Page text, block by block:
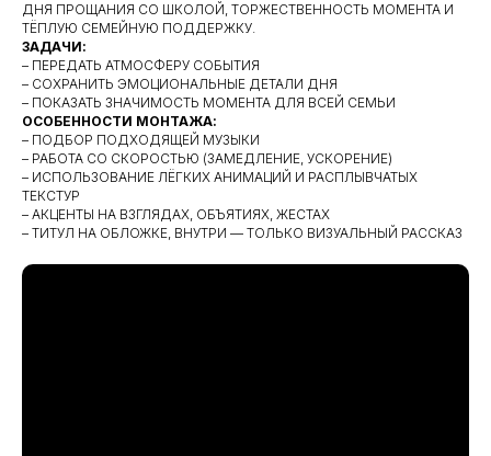
ДНЯ ПРОЩАНИЯ СО ШКОЛОЙ, ТОРЖЕСТВЕННОСТЬ МОМЕНТА И
ТЁПЛУЮ СЕМЕЙНУЮ ПОДДЕРЖКУ.
ЗАДАЧИ:
– ПЕРЕДАТЬ АТМОСФЕРУ СОБЫТИЯ
– СОХРАНИТЬ ЭМОЦИОНАЛЬНЫЕ ДЕТАЛИ ДНЯ
– ПОКАЗАТЬ ЗНАЧИМОСТЬ МОМЕНТА ДЛЯ ВСЕЙ СЕМЬИ
ОСОБЕННОСТИ МОНТАЖА:
– ПОДБОР ПОДХОДЯЩЕЙ МУЗЫКИ
– РАБОТА СО СКОРОСТЬЮ (ЗАМЕДЛЕНИЕ, УСКОРЕНИЕ)
– ИСПОЛЬЗОВАНИЕ ЛЁГКИХ АНИМАЦИЙ И РАСПЛЫВЧАТЫХ
ТЕКСТУР
– АКЦЕНТЫ НА ВЗГЛЯДАХ, ОБЪЯТИЯХ, ЖЕСТАХ
– ТИТУЛ НА ОБЛОЖКЕ, ВНУТРИ — ТОЛЬКО ВИЗУАЛЬНЫЙ РАССКАЗ